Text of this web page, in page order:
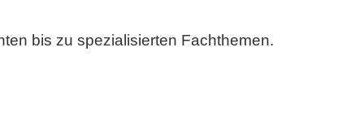
bis zu spezialisierten Fachthemen.